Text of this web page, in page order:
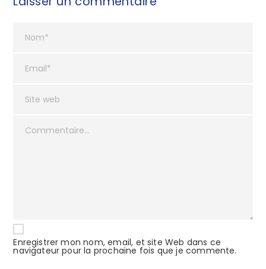
Enregistrer mon nom, email, et site Web dans ce
navigateur pour la prochaine fois que je commente.